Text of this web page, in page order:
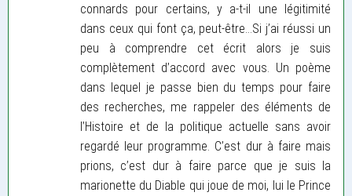
connards pour certains, y a-t-il une légitimité
dans ceux qui font ça, peut-être...Si j’ai réussi un
peu à comprendre cet écrit alors je suis
complètement d’accord avec vous. Un poème
dans lequel je passe bien du temps pour faire
des recherches, me rappeler des éléments de
l’Histoire et de la politique actuelle sans avoir
regardé leur programme. C’est dur à faire mais
prions, c’est dur à faire parce que je suis la
marionette du Diable qui joue de moi, lui le Prince